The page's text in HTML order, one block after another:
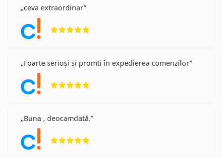
ceva extraordinar
Foarte serioși și promti în expedierea comenzilor
Buna , deocamdată.